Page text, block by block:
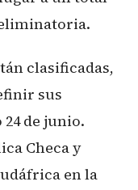
clasificadas,
sus
de junio.
Checa y
en la